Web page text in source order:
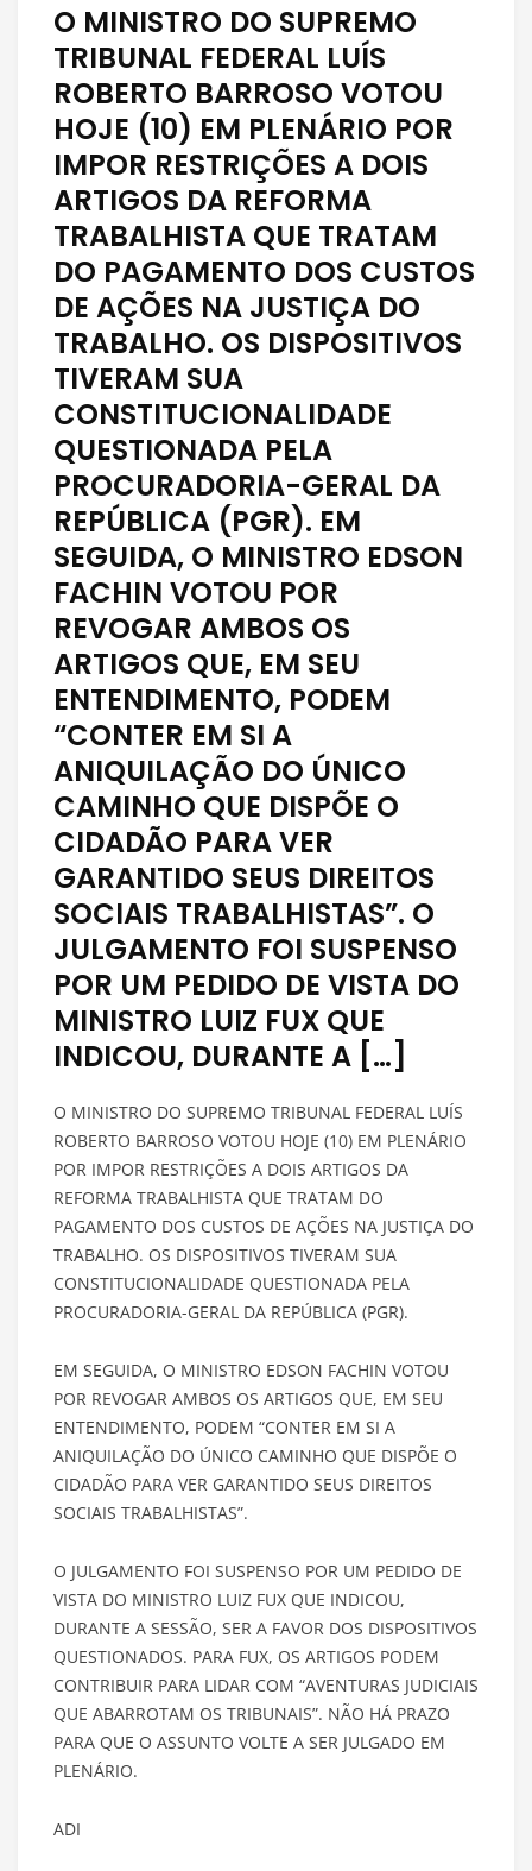
O MINISTRO DO SUPREMO
TRIBUNAL FEDERAL LUÍS
ROBERTO BARROSO VOTOU
HOJE (10) EM PLENÁRIO POR
IMPOR RESTRIÇÕES A DOIS
ARTIGOS DA REFORMA
TRABALHISTA QUE TRATAM
DO PAGAMENTO DOS CUSTOS
DE AÇÕES NA JUSTIÇA DO
TRABALHO. OS DISPOSITIVOS
TIVERAM SUA
CONSTITUCIONALIDADE
QUESTIONADA PELA
PROCURADORIA-GERAL DA
REPÚBLICA (PGR). EM
SEGUIDA, O MINISTRO EDSON
FACHIN VOTOU POR
REVOGAR AMBOS OS
ARTIGOS QUE, EM SEU
ENTENDIMENTO, PODEM
“CONTER EM SI A
ANIQUILAÇÃO DO ÚNICO
CAMINHO QUE DISPÕE O
CIDADÃO PARA VER
GARANTIDO SEUS DIREITOS
SOCIAIS TRABALHISTAS”. O
JULGAMENTO FOI SUSPENSO
POR UM PEDIDO DE VISTA DO
MINISTRO LUIZ FUX QUE
INDICOU, DURANTE A […]
O MINISTRO DO SUPREMO TRIBUNAL FEDERAL LUÍS
ROBERTO BARROSO VOTOU HOJE (10) EM PLENÁRIO
POR IMPOR RESTRIÇÕES A DOIS ARTIGOS DA
REFORMA TRABALHISTA QUE TRATAM DO
PAGAMENTO DOS CUSTOS DE AÇÕES NA JUSTIÇA DO
TRABALHO. OS DISPOSITIVOS TIVERAM SUA
CONSTITUCIONALIDADE QUESTIONADA PELA
PROCURADORIA-GERAL DA REPÚBLICA (PGR).
EM SEGUIDA, O MINISTRO EDSON FACHIN VOTOU
POR REVOGAR AMBOS OS ARTIGOS QUE, EM SEU
ENTENDIMENTO, PODEM “CONTER EM SI A
ANIQUILAÇÃO DO ÚNICO CAMINHO QUE DISPÕE O
CIDADÃO PARA VER GARANTIDO SEUS DIREITOS
SOCIAIS TRABALHISTAS”.
O JULGAMENTO FOI SUSPENSO POR UM PEDIDO DE
VISTA DO MINISTRO LUIZ FUX QUE INDICOU,
DURANTE A SESSÃO, SER A FAVOR DOS DISPOSITIVOS
QUESTIONADOS. PARA FUX, OS ARTIGOS PODEM
CONTRIBUIR PARA LIDAR COM “AVENTURAS JUDICIAIS
QUE ABARROTAM OS TRIBUNAIS”. NÃO HÁ PRAZO
PARA QUE O ASSUNTO VOLTE A SER JULGADO EM
PLENÁRIO.
ADI